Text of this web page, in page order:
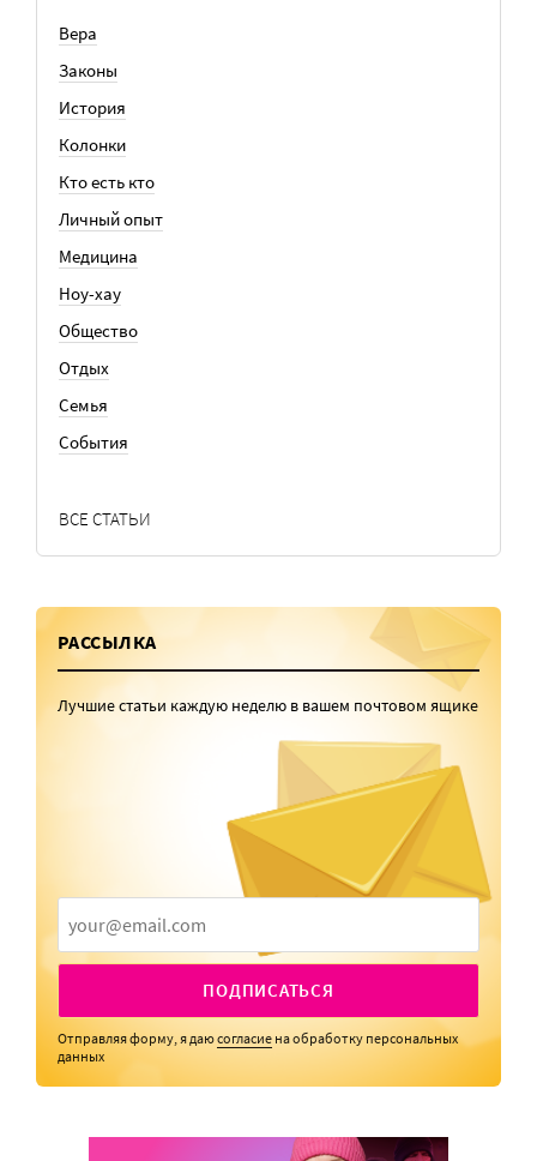
Вера
Законы
История
Колонки
Кто есть кто
Личный опыт
Медицина
Ноу-хау
Общество
Отдых
Семья
События
ВСЕ СТАТЬИ
РАССЫЛКА
Лучшие статьи каждую неделю в вашем почтовом ящике
ПОДПИСАТЬСЯ
Отправляя форму, я даюсогласие на обработку персональных
данных